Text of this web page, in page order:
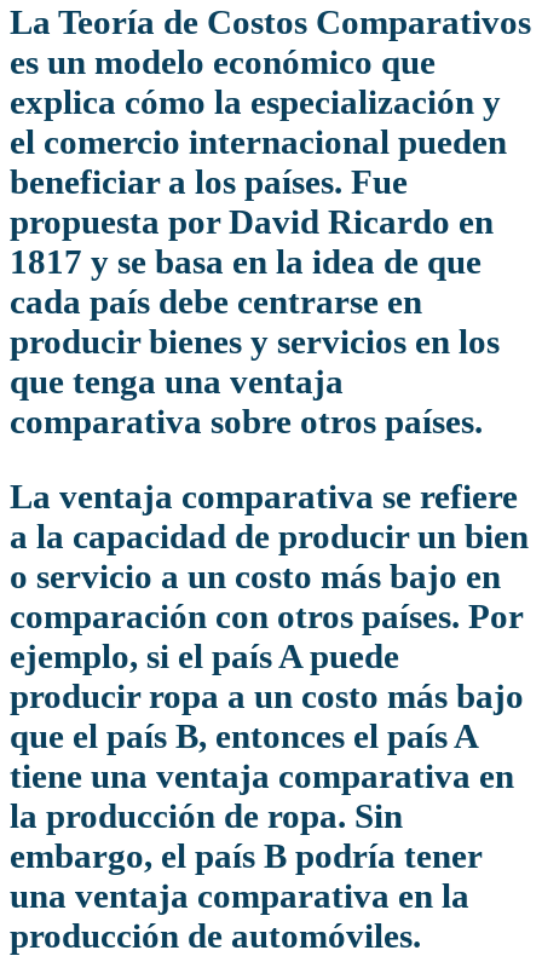
La Teoría de Costos Comparativos
es un modelo económico que
explica cómo la especialización y
el comercio internacional pueden
beneficiar a los países. Fue
propuesta por David Ricardo en
1817 y se basa en la idea de que
cada país debe centrarse en
producir bienes y servicios en los
que tenga una ventaja
comparativa sobre otros países.
La ventaja comparativa se refiere
a la capacidad de producir un bien
o servicio a un costo más bajo en
comparación con otros países. Por
ejemplo, si el país A puede
producir ropa a un costo más bajo
que el país B, entonces el país A
tiene una ventaja comparativa en
la producción de ropa. Sin
embargo, el país B podría tener
una ventaja comparativa en la
producción de automóviles.